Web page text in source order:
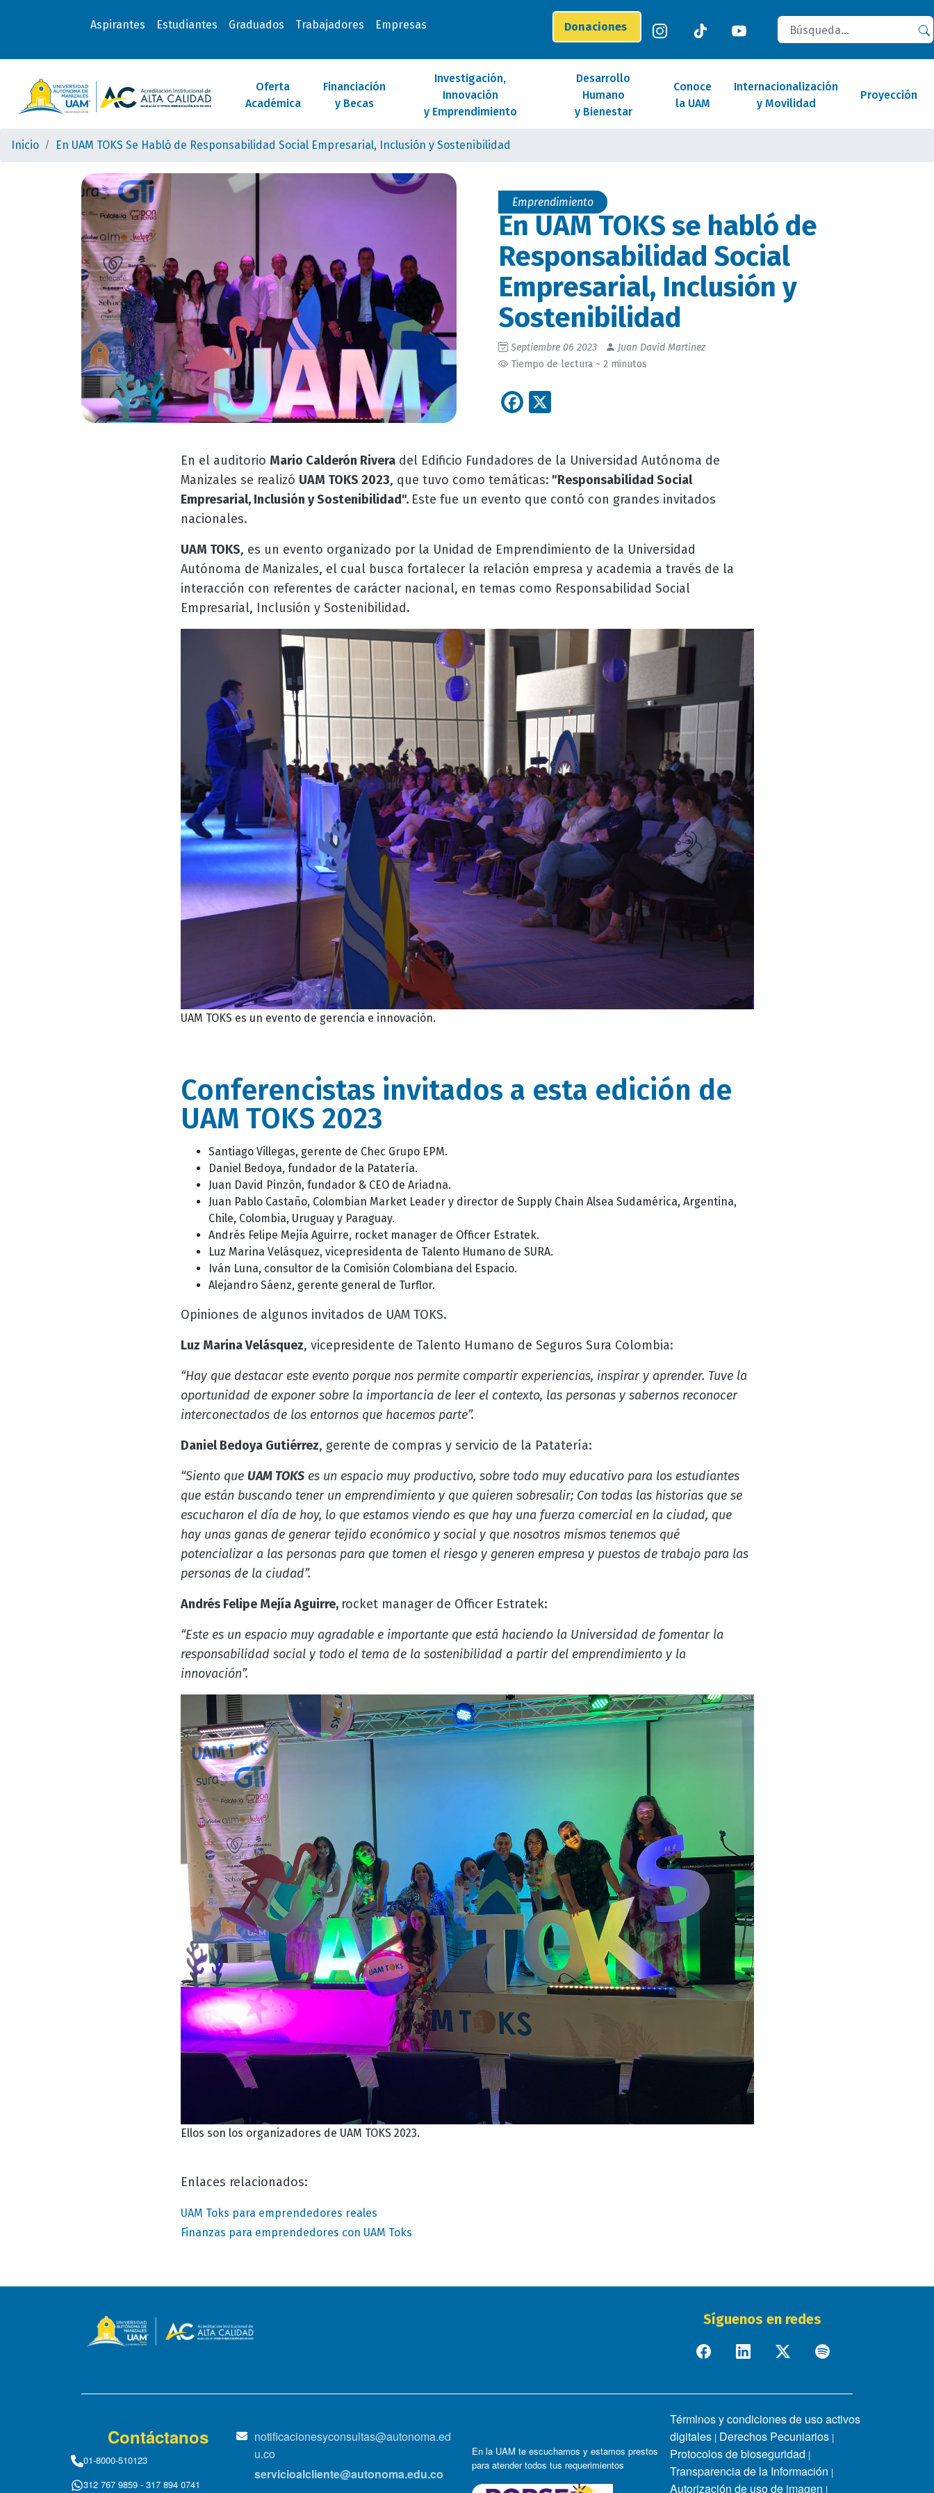
Aspirantes Estudiantes Graduados Trabajadores Empresas Donaciones
Buscar
Oferta
Académica
Financiación
y Becas
Investigación,
Innovación
y Emprendimiento
Desarrollo
Humano
y Bienestar
Conoce
la UAM
Internacionalización
y Movilidad
Proyección
Inicio En UAM TOKS Se Habló de Responsabilidad Social Empresarial, Inclusión y Sostenibilidad
Emprendimiento
En UAM TOKS se habló de
Responsabilidad Social
Empresarial, Inclusión y
Sostenibilidad
Septiembre 06 2023
Juan David Martinez
Tiempo de lectura ~ 2 minutos
Facebook
En el auditorio Mario Calderón Riveradel Edificio Fundadores de la Universidad Autónoma de
Manizales se realizó UAM TOKS 2023, que tuvo como temáticas: "Responsabilidad Social
Empresarial, Inclusión y Sostenibilidad". Este fue un evento que contó con grandes invitados
nacionales.
UAM TOKS, es un evento organizado por la Unidad de Emprendimiento de la Universidad
Autónoma de Manizales, el cual busca fortalecer la relación empresa y academia a través de la
interacción con referentes de carácter nacional, en temas como Responsabilidad Social
Empresarial, Inclusión y Sostenibilidad.
UAM TOKS es un evento de gerencia e innovación.
Conferencistas invitados a esta edición de
UAM TOKS 2023
Santiago Villegas, gerente de Chec Grupo EPM.
Daniel Bedoya, fundador de la Patatería.
Juan David Pinzón, fundador & CEO de Ariadna.
Juan Pablo Castaño, Colombian Market Leader y director de Supply Chain Alsea Sudamérica, Argentina,
Chile, Colombia, Uruguay y Paraguay.
Andrés Felipe Mejía Aguirre, rocket manager de Officer Estratek.
Luz Marina Velásquez, vicepresidenta de Talento Humano de SURA.
Iván Luna, consultor de la Comisión Colombiana del Espacio.
Alejandro Sáenz, gerente general de Turflor.
Opiniones de algunos invitados de UAM TOKS.
Luz Marina Velásquez, vicepresidente de Talento Humano de Seguros Sura Colombia:
“Hay que destacar este evento porque nos permite compartir experiencias, inspirar y aprender. Tuve la
oportunidad de exponer sobre la importancia de leer el contexto, las personas y sabernos reconocer
interconectados de los entornos que hacemos parte”.
Daniel Bedoya Gutiérrez, gerente de compras y servicio de la Patatería:
“Siento que UAM TOKSes un espacio muy productivo, sobre todo muy educativo para los estudiantes
que están buscando tener un emprendimiento y que quieren sobresalir; Con todas las historias que se
escucharon el día de hoy, lo que estamos viendo es que hay una fuerza comercial en la ciudad, que
hay unas ganas de generar tejido económico y social y que nosotros mismos tenemos qué
potencializar a las personas para que tomen el riesgo y generen empresa y puestos de trabajo para las
personas de la ciudad”.
Andrés Felipe Mejía Aguirre, rocket manager de Officer Estratek:
“Este es un espacio muy agradable e importante que está haciendo la Universidad de fomentar la
responsabilidad social y todo el tema de la sostenibilidad a partir del emprendimiento y la
innovación”.
Ellos son los organizadores de UAM TOKS 2023.
Enlaces relacionados:
UAM Toks para emprendedores reales
Finanzas para emprendedores con UAM Toks
Síguenos en redes
Contáctanos
01-8000-510123
312 767 9859 - 317 894 0741
notificacionesyconsultas@autonoma.ed
u.co
servicioalcliente@autonoma.edu.co
En la UAM te escuchamos y estamos prestos
para atender todos tus requerimientos
Términos y condiciones de uso activos
digitales | Derechos Pecuniarios |
Protocolos de bioseguridad |
Transparencia de la Información |
Autorización de uso de imagen |